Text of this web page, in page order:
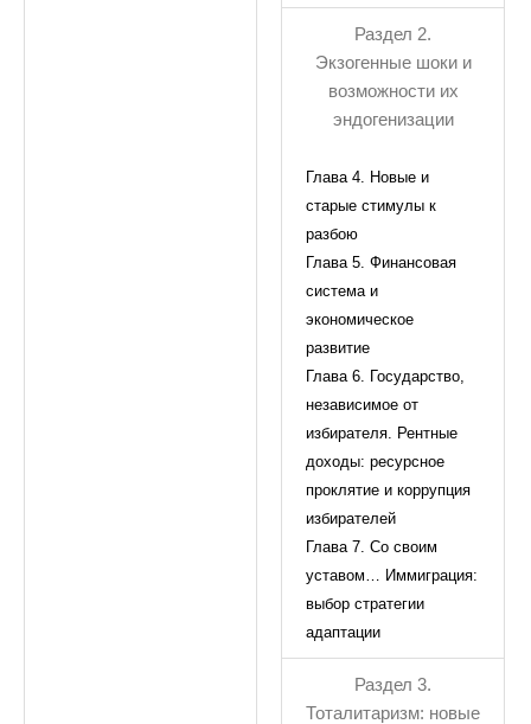
Раздел 2.
Экзогенные шоки и
возможности их
эндогенизации
Глава 4. Новые и
старые стимулы к
разбою
Глава 5. Финансовая
система и
экономическое
развитие
Глава 6. Государство,
независимое от
избирателя. Рентные
доходы: ресурсное
проклятие и коррупция
избирателей
Глава 7. Со своим
уставом… Иммиграция:
выбор стратегии
адаптации
Раздел 3.
Тоталитаризм: новые